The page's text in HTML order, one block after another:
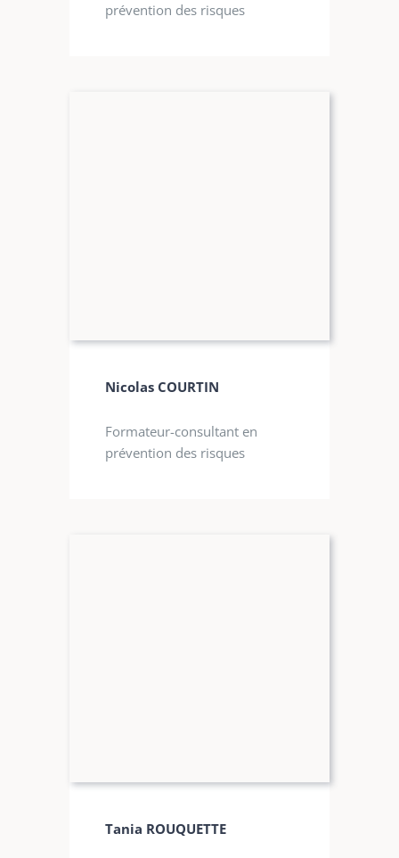
prévention des risques
Nicolas COURTIN
Formateur-consultant en
prévention des risques
Tania ROUQUETTE